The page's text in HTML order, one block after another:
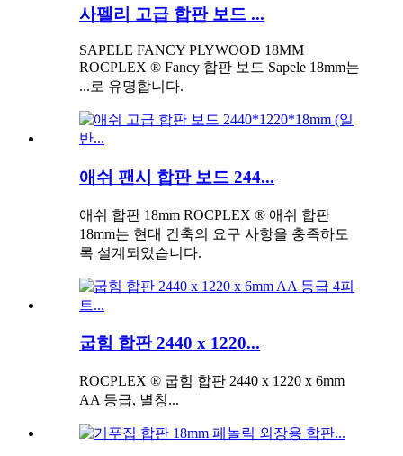
사펠리 고급 합판 보드 ...
SAPELE FANCY PLYWOOD 18MM
ROCPLEX ® Fancy 합판 보드 Sapele 18mm는
...로 유명합니다.
애쉬 팬시 합판 보드 244...
애쉬 합판 18mm ROCPLEX ® 애쉬 합판
18mm는 현대 건축의 요구 사항을 충족하도
록 설계되었습니다.
굽힘 합판 2440 x 1220...
ROCPLEX ® 굽힘 합판 2440 x 1220 x 6mm
AA 등급, 별칭...